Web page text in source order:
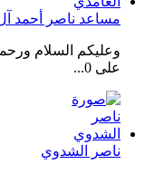
مساعد ناصر أحمد
وعليكم السلام
على 0...
ناصر الشدوي